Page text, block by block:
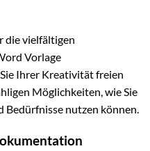
die vielfältigen
Vorlage
Ihrer Kreativität freien
Möglichkeiten, wie Sie
Bedürfnisse nutzen können.